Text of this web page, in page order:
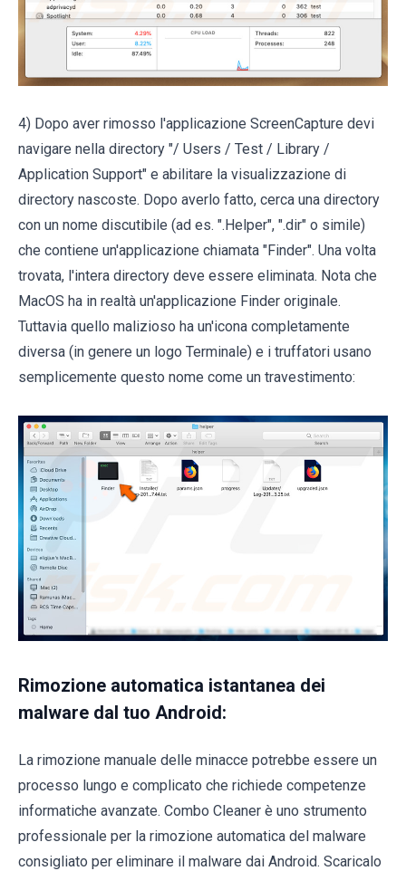
4) Dopo aver rimosso l'applicazione ScreenCapture devi
navigare nella directory "/ Users / Test / Library /
Application Support" e abilitare la visualizzazione di
directory nascoste. Dopo averlo fatto, cerca una directory
con un nome discutibile (ad es. ".Helper", ".dir" o simile)
che contiene un'applicazione chiamata "Finder". Una volta
trovata, l'intera directory deve essere eliminata. Nota che
MacOS ha in realtà un'applicazione Finder originale.
Tuttavia quello malizioso ha un'icona completamente
diversa (in genere un logo Terminale) e i truffatori usano
semplicemente questo nome come un travestimento:
Rimozione automatica istantanea dei
malware dal tuo Android:
La rimozione manuale delle minacce potrebbe essere un
processo lungo e complicato che richiede competenze
informatiche avanzate. Combo Cleaner è uno strumento
professionale per la rimozione automatica del malware
consigliato per eliminare il malware dai Android. Scaricalo